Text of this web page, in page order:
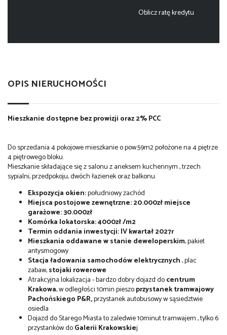
Oblicz ratę kredytu
OPIS NIERUCHOMOŚCI
Mieszkanie dostępne bez prowizji oraz 2% PCC
Do sprzedania 4 pokojowe mieszkanie o pow.59m2 położone na 4 piętrze
4 piętrowego bloku.
Mieszkanie składające się z salonu z aneksem kuchennym , trzech
sypialni, przedpokoju, dwóch łazienek oraz balkonu.
Ekspozycja okien:południowy zachód
Miejsca postojowe zewnętrzne: 20.000zł miejsce
garażowe: 30.000zł
Komórka lokatorska: 4000zł /m2
Termin oddania inwestycji: IV kwartał 2027r
Mieszkania oddawane w stanie deweloperskim, pakiet
antysmogowy
Stacja ładowania samochodów elektrycznych, plac
zabaw,stojaki rowerowe
Atrakcyjna lokalizacja - bardzo dobry dojazd docentrum
Krakowa, w odległości 10min pieszoprzystanek tramwajowy
Pachońskiego P&R,przystanek autobusowy w sąsiedztwie
osiedla
Dojazd do Starego Miasta to zaledwie 10minut tramwajem , tylko 6
przystanków doGalerii Krakowskiej